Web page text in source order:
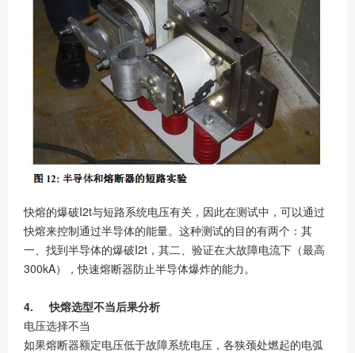
快熔的爆破I2t与短路系统电压有关，因此在测试中，可以通过
快熔来控制通过半导体的能量。这种测试的目的有两个：其
一、找到半导体的爆破I2t，其二、验证在大故障电流下（最高
300kA），快速熔断器防止半导体爆炸的能力。
4. 快熔选型不当后果分析
电压选择不当
如果熔断器额定电压低于故障系统电压，各狭颈处燃起的电弧